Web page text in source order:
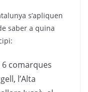
s’apliquen
saber a quina
6 comarques
l’Alta